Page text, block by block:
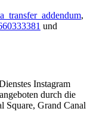
,
und
Instagram
durch die
Square, Grand Canal